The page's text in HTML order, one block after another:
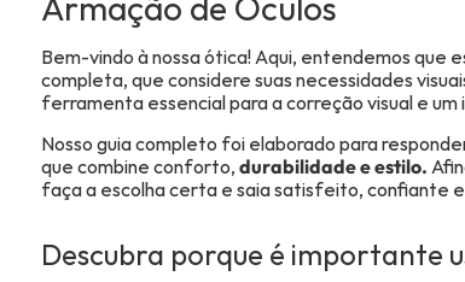
Bem-vindo à nossa ótica! Aqui, entendemos que
completa, que considere suas necessidades
ferramenta essencial para a correção visual e
Nosso guia completo foi elaborado para
que combine conforto, durabilidade e estilo.
faça a escolha certa e saia satisfeito, confiante e
Descubra porque é importante